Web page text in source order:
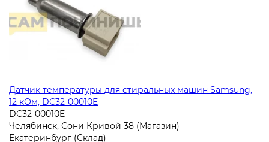
Датчик температуры для стиральных машин Samsung,
12 кОм, DC32-00010E
DC32-00010E
Челябинск, Сони Кривой 38 (Магазин)
Екатеринбург (Склад)